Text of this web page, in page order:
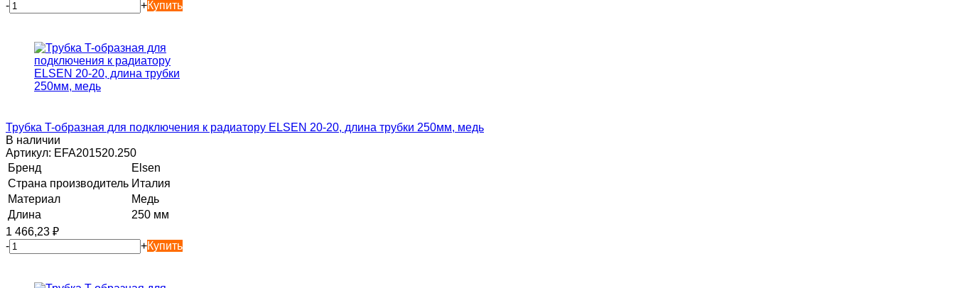
-
+Купить
Трубка T-образная для подключения к радиатору ELSEN 20-20, длина трубки 250мм, медь
В наличии
Артикул: EFA201520.250
Бренд
Elsen
Страна производитель Италия
Материал
Медь
Длина
250 мм
1 466,23 ₽
-
+Купить